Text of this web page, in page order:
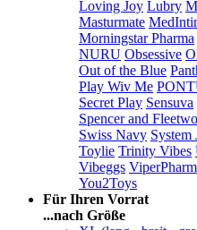
Loving Joy Lubry
Masturmate
Morningstar Pharma
NURU Obsessive
Out of the Blue
Play Wiv Me
Secret Play Sensuva
Spencer and
Swiss Navy System
Toylie Trinity Vibes
Vibeggs ViperPharm
You2Toys
Für Ihren Vorrat
...nach Größe